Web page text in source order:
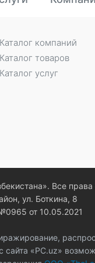
Каталог компаний
Каталог товаров
Каталог услуг
Все
ул. Боткина, 8
от 10.05.2021
сайта «PC.uz»